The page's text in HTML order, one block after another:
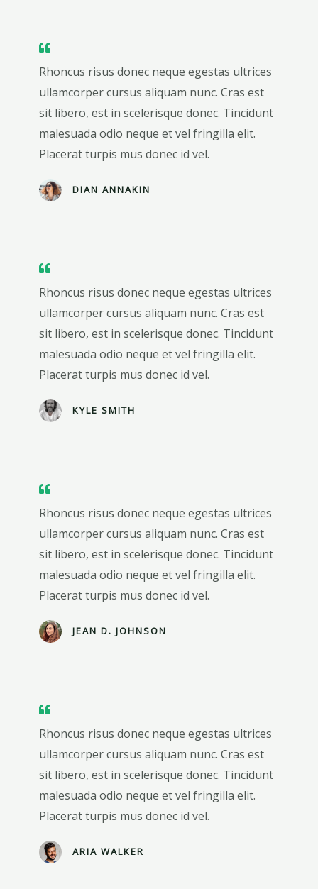
Rhoncus risus donec neque egestas ultrices
ullamcorper cursus aliquam nunc. Cras est
sit libero, est in scelerisque donec. Tincidunt
malesuada odio neque et vel fringilla elit.
Placerat turpis mus donec id vel.
DIAN ANNAKIN
Rhoncus risus donec neque egestas ultrices
ullamcorper cursus aliquam nunc. Cras est
sit libero, est in scelerisque donec. Tincidunt
malesuada odio neque et vel fringilla elit.
Placerat turpis mus donec id vel.
KYLE SMITH
Rhoncus risus donec neque egestas ultrices
ullamcorper cursus aliquam nunc. Cras est
sit libero, est in scelerisque donec. Tincidunt
malesuada odio neque et vel fringilla elit.
Placerat turpis mus donec id vel.
JEAN D. JOHNSON
Rhoncus risus donec neque egestas ultrices
ullamcorper cursus aliquam nunc. Cras est
sit libero, est in scelerisque donec. Tincidunt
malesuada odio neque et vel fringilla elit.
Placerat turpis mus donec id vel.
ARIA WALKER